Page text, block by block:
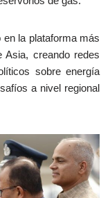
la plataforma más
creando redes
sobre energía
a nivel regional